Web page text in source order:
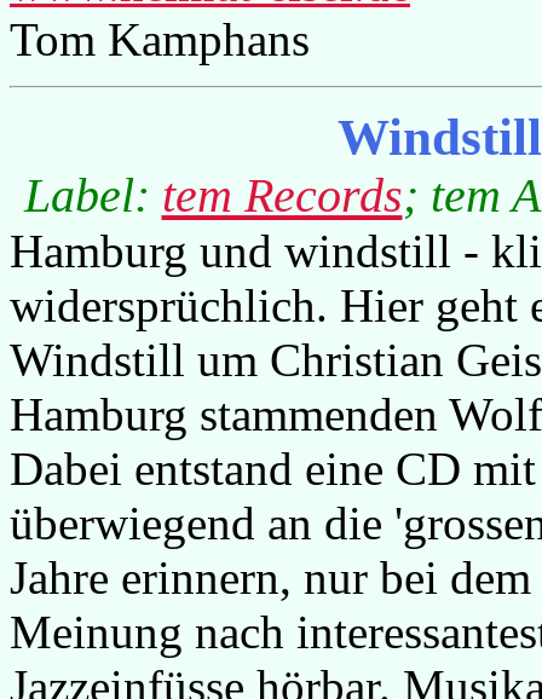
Tom Kamphans
Label: tem Records; tem
Hamburg und windstill -
widersprüchlich. Hier geht
Windstill um Christian
Hamburg stammenden
Dabei entstand eine CD
überwiegend an die
Jahre erinnern, nur bei
Meinung nach
Jazzeinfüsse hörbar.